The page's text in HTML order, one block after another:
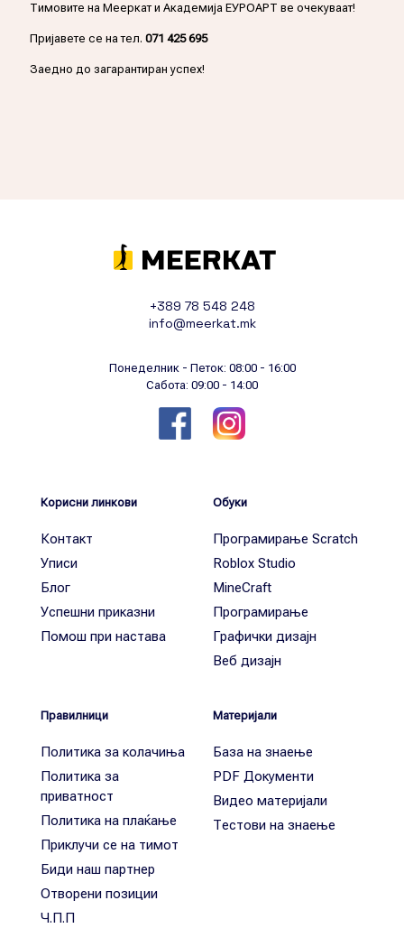
Тимовите на Мееркат и Академија ЕУРОАРТ ве очекуваат!
Пријавете се на тел. 071 425 695
Заедно до загарантиран успех!
+389 78 548 248
info@meerkat.mk
Понеделник - Петок: 08:00 - 16:00
Сабота: 09:00 - 14:00
Корисни линкови
Контакт
Уписи
Блог
Успешни приказни
Помош при настава
Обуки
Програмирање Scratch
Roblox Studio
MineCraft
Програмирање
Графички дизајн
Веб дизајн
Правилници
Политика за колачиња
Политика за
приватност
Политика на плаќање
Приклучи се на тимот
Биди наш партнер
Отворени позиции
Ч.П.П
Материјали
База на знаење
PDF Документи
Видео материјали
Тестови на знаење